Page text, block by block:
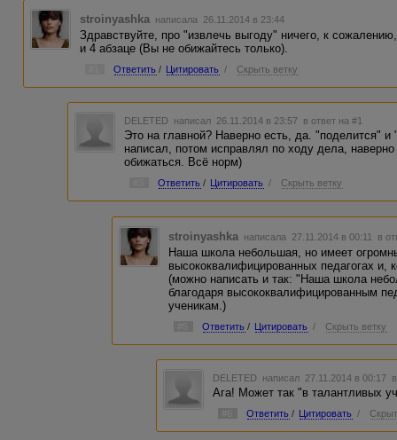
stroinyashka написала 26.11.2014 в 23:44
Здравствуйте, про "извлечь выгоду" ничего, к
и 4 абзаце (Вы не обижайтесь только).
Ответить / Цитировать / Скрыть ветку
DELETED написал 26.11.2014 в 23:57 в ответ на #1
Это на главной? Наверно есть, да. "поделится"
написал, потом исправлял по ходу дела,
обижаться. Всё норм)
Ответить / Цитировать / Скрыть ветку
stroinyashka написала 27.11.2014 в 00:11 в
Наша школа небольшая, но имеет
высококвалифицированных педагогах и,
(можно написать и так: "Наша школа
благодаря высококвалифицированным
ученикам.)
Ответить / Цитировать / Скрыть ветку
DELETED написал 27.11.2014 в 00:17
Ага! Может так "в талантливых
Ответить / Цитировать /